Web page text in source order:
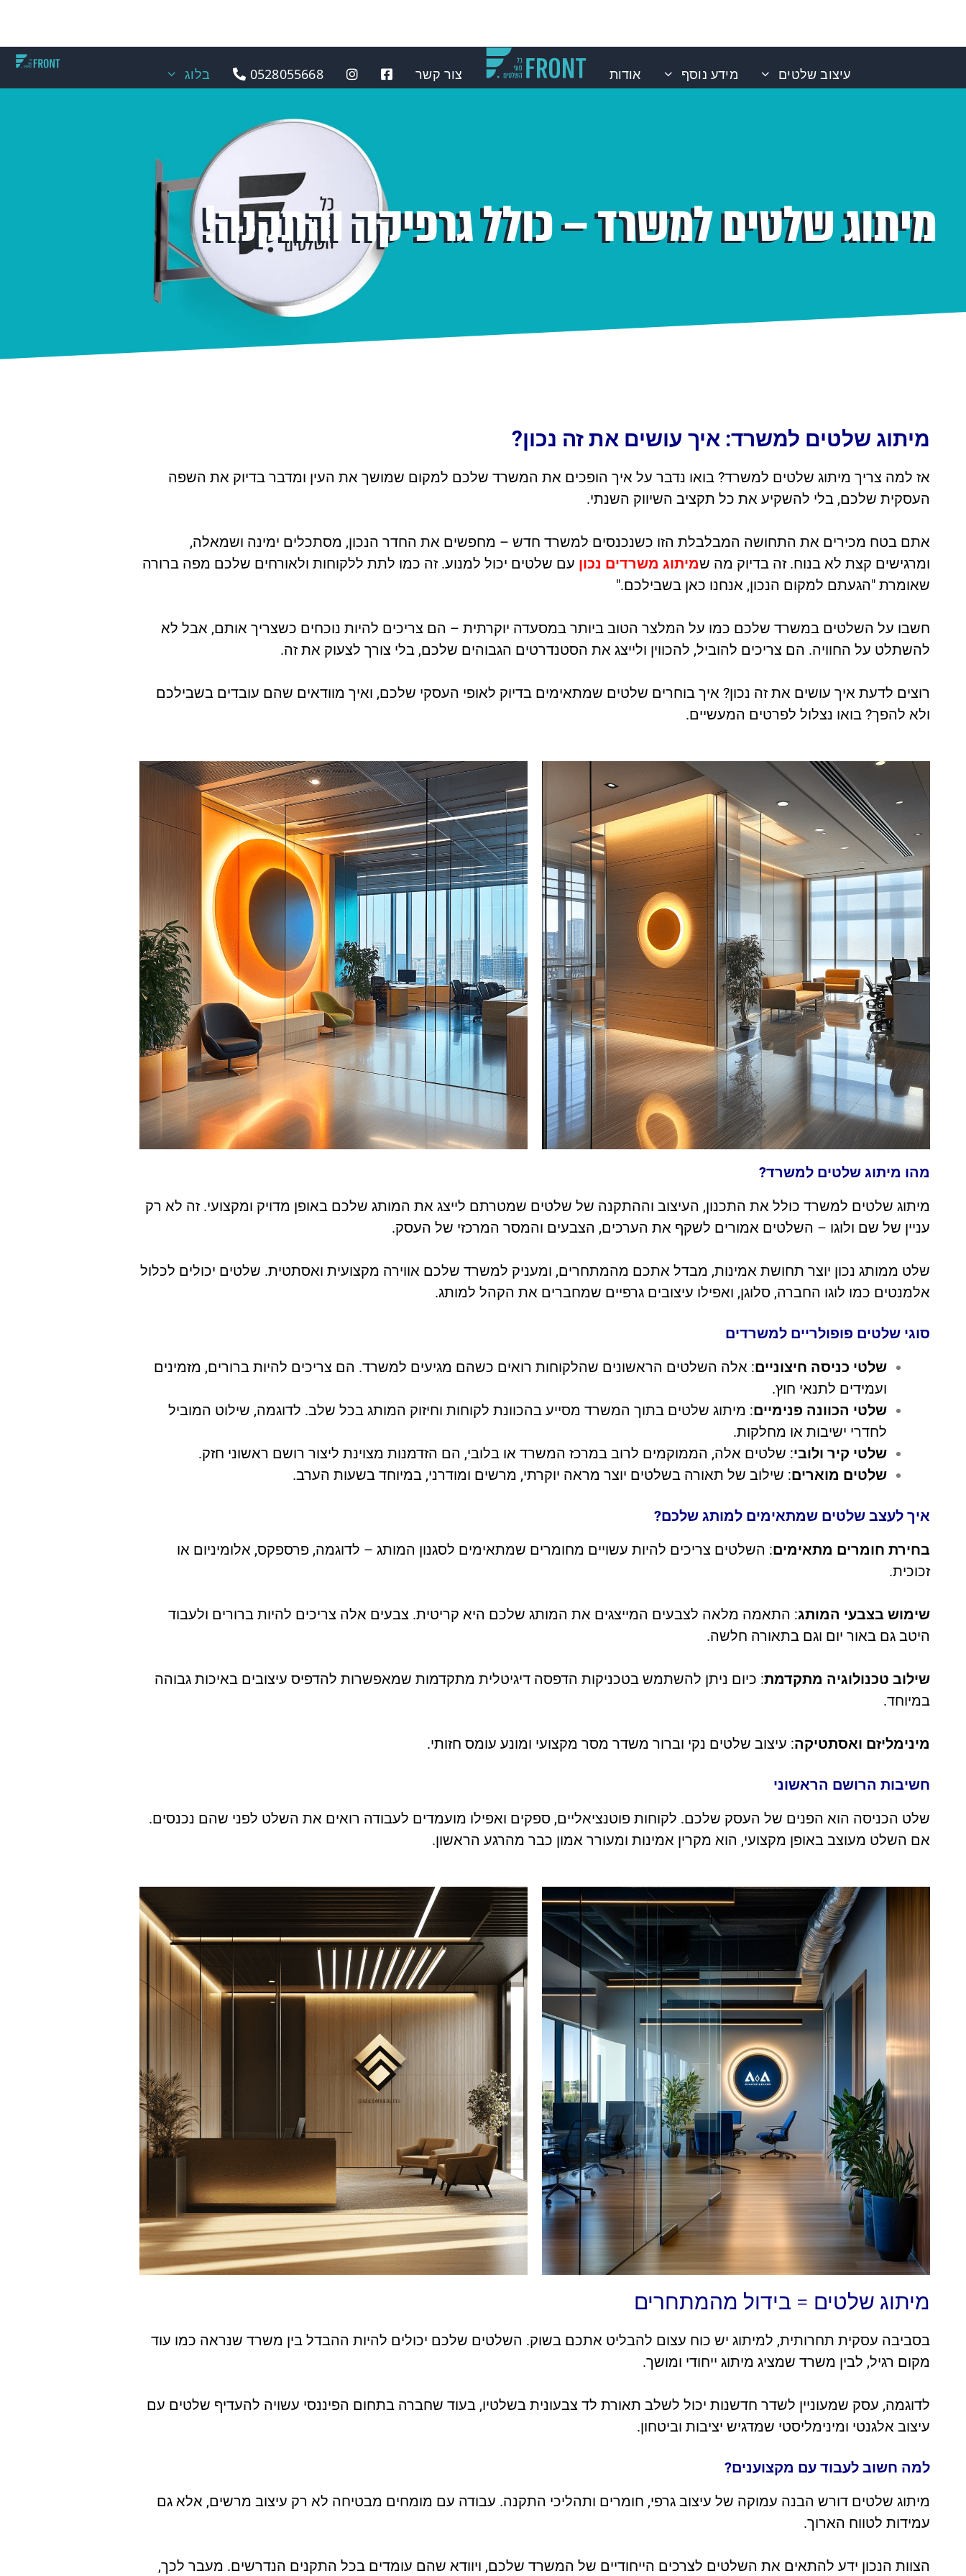
עיצוב שלטים מידע נוסף אודות צור קשר 0528055668⁩ בלוג
מיתוג שלטים למשרד – כולל גרפיקה והתקנה!
מיתוג שלטים למשרד: איך עושים את זה נכון?
אז למה צריך מיתוג שלטים למשרד? בואו נדבר על איך הופכים את המשרד שלכם למקום שמושך את העין ומדבר בדיוק את השפה
העסקית שלכם, בלי להשקיע את כל תקציב השיווק השנתי.
אתם בטח מכירים את התחושה המבלבלת הזו כשנכנסים למשרד חדש – מחפשים את החדר הנכון, מסתכלים ימינה ושמאלה,
ומרגישים קצת לא בנוח. זה בדיוק מה שמיתוג משרדים נכון עם שלטים יכול למנוע. זה כמו לתת ללקוחות ולאורחים שלכם מפה ברורה
שאומרת "הגעתם למקום הנכון, אנחנו כאן בשבילכם."
חשבו על השלטים במשרד שלכם כמו על המלצר הטוב ביותר במסעדה יוקרתית – הם צריכים להיות נוכחים כשצריך אותם, אבל לא
להשתלט על החוויה. הם צריכים להוביל, להכווין ולייצג את הסטנדרטים הגבוהים שלכם, בלי צורך לצעוק את זה.
רוצים לדעת איך עושים את זה נכון? איך בוחרים שלטים שמתאימים בדיוק לאופי העסקי שלכם, ואיך מוודאים שהם עובדים בשבילכם
ולא להפך? בואו נצלול לפרטים המעשיים.
מהו מיתוג שלטים למשרד?
מיתוג שלטים למשרד כולל את התכנון, העיצוב וההתקנה של שלטים שמטרתם לייצג את המותג שלכם באופן מדויק ומקצועי. זה לא רק
עניין של שם ולוגו – השלטים אמורים לשקף את הערכים, הצבעים והמסר המרכזי של העסק.
שלט ממותג נכון יוצר תחושת אמינות, מבדל אתכם מהמתחרים, ומעניק למשרד שלכם אווירה מקצועית ואסתטית. שלטים יכולים לכלול
אלמנטים כמו לוגו החברה, סלוגן, ואפילו עיצובים גרפיים שמחברים את הקהל למותג.
סוגי שלטים פופולריים למשרדים
שלטי כניסה חיצוניים: אלה השלטים הראשונים שהלקוחות רואים כשהם מגיעים למשרד. הם צריכים להיות ברורים, מזמינים
ועמידים לתנאי חוץ.
שלטי הכוונה פנימיים: מיתוג שלטים בתוך המשרד מסייע בהכוונת לקוחות וחיזוק המותג בכל שלב. לדוגמה, שילוט המוביל
לחדרי ישיבות או מחלקות.
שלטי קיר ולובי: שלטים אלה, הממוקמים לרוב במרכז המשרד או בלובי, הם הזדמנות מצוינת ליצור רושם ראשוני חזק.
שלטים מוארים: שילוב של תאורה בשלטים יוצר מראה יוקרתי, מרשים ומודרני, במיוחד בשעות הערב.
איך לעצב שלטים שמתאימים למותג שלכם?
בחירת חומרים מתאימים: השלטים צריכים להיות עשויים מחומרים שמתאימים לסגנון המותג – לדוגמה, פרספקס, אלומיניום או
זכוכית.
שימוש בצבעי המותג: התאמה מלאה לצבעים המייצגים את המותג שלכם היא קריטית. צבעים אלה צריכים להיות ברורים ולעבוד
היטב גם באור יום וגם בתאורה חלשה.
שילוב טכנולוגיה מתקדמת: כיום ניתן להשתמש בטכניקות הדפסה דיגיטלית מתקדמות שמאפשרות להדפיס עיצובים באיכות גבוהה
במיוחד.
מינימליזם ואסתטיקה: עיצוב שלטים נקי וברור משדר מסר מקצועי ומונע עומס חזותי.
חשיבות הרושם הראשוני
שלט הכניסה הוא הפנים של העסק שלכם. לקוחות פוטנציאליים, ספקים ואפילו מועמדים לעבודה רואים את השלט לפני שהם נכנסים.
אם השלט מעוצב באופן מקצועי, הוא מקרין אמינות ומעורר אמון כבר מהרגע הראשון.
מיתוג שלטים = בידול מהמתחרים
בסביבה עסקית תחרותית, למיתוג יש כוח עצום להבליט אתכם בשוק. השלטים שלכם יכולים להיות ההבדל בין משרד שנראה כמו עוד
מקום רגיל, לבין משרד שמציג מיתוג ייחודי ומושך.
לדוגמה, עסק שמעוניין לשדר חדשנות יכול לשלב תאורת לד צבעונית בשלטיו, בעוד שחברה בתחום הפיננסי עשויה להעדיף שלטים עם
עיצוב אלגנטי ומינימליסטי שמדגיש יציבות וביטחון.
למה חשוב לעבוד עם מקצוענים?
מיתוג שלטים דורש הבנה עמוקה של עיצוב גרפי, חומרים ותהליכי התקנה. עבודה עם מומחים מבטיחה לא רק עיצוב מרשים, אלא גם
עמידות לטווח הארוך.
הצוות הנכון ידע להתאים את השלטים לצרכים הייחודיים של המשרד שלכם, ויוודא שהם עומדים בכל התקנים הנדרשים. מעבר לכך,